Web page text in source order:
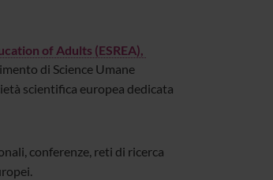
of Adults (ESREA)
di Science Umane
scientifica europea dedicata
conferenze, reti di ricerca